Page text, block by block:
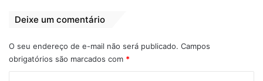
Segundo relatos, o transporte continua
pequenas carroças adaptadas a
motocicletas.
Deixe um comentário
O seu endereço de e-mail não será publicado. Campos
obrigatórios são marcados com *